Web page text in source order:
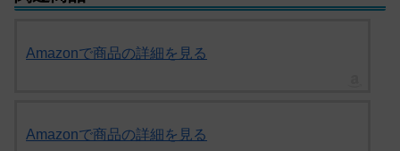
Amazonで商品の詳細を見る
Amazonで商品の詳細を見る